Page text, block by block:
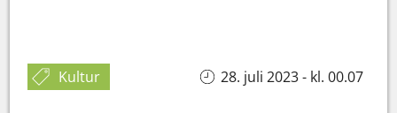
Kultur 28. juli 2023 - kl. 00.07